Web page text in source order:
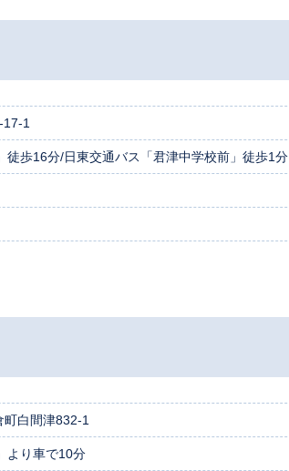
1
徒歩16分/日東交通バス「君津中学校前」徒歩1分
白間津832-1
より車で10分